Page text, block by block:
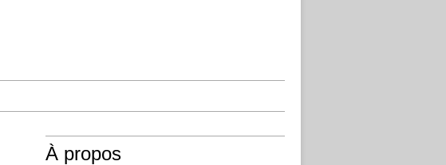
À propos